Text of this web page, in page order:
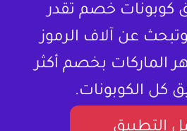
كوبونات خصم تقدر
عن آلاف الرموز
الماركات بخصم أكثر
كل الكوبونات.